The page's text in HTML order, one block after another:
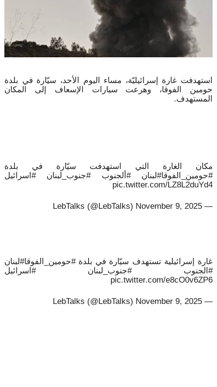
استهدفت غارة إسرائيليّة، مساء اليوم الأحد، سيّارة في بلدة
حومين الفوقا، وهرعت سيارات الإسعاف إلى المكان
المستهدف.
مكان الغارة التي استهدفت سيّارة في بلدة
#حومين_الفوقا#لبنان #ألجنوب #جنوب_لبنان #اسرائيل
pic.twitter.com/LZ8L2duYd4
— LebTalks (@LebTalks) November 9, 2025
غارة إسرائيلية تستهدف سيّارة في بلدة #حومين_الفوقا#لبنان
#الجنوب #جنوب_لبنان #اسرائيل
pic.twitter.com/e8cO0v6ZP6
— LebTalks (@LebTalks) November 9, 2025